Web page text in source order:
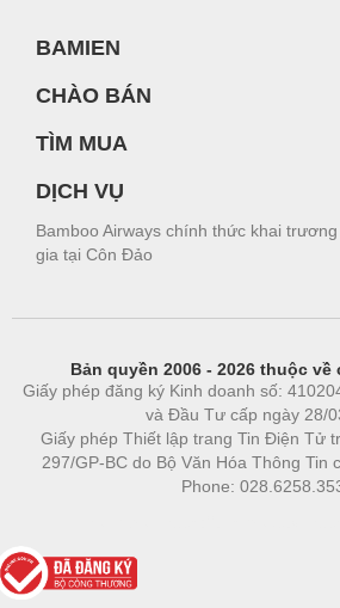
BAMIEN
CHÀO BÁN
TÌM MUA
DỊCH VỤ
Bamboo Airways chính thức khai
gia tại Côn Đảo
Bản quyền 2006 - 2026 thuộc
Giấy phép đăng ký Kinh doanh số:
và Đầu Tư cấp ngày 28/
Giấy phép Thiết lập trang Tin Điện Tử
297/GP-BC do Bộ Văn Hóa Thông Tin
Phone: